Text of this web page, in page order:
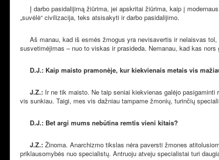
Į darbo pasidalijimą žiūrima, jei apskritai žiūrima, kaip į
„suvėlė“ civilizacija, teks atsisakyti ir darbo pasidalijimo.
Aš manau, kad iš esmės žmogus yra nevisavertis ir nelaisvas tol,
susvetimėjimas – nuo to viskas ir prasideda. Nemanau, kad kas
D.J.: Kaip maisto pramonėje, kur kiekvienais metais vis
J.Z.: Ir ne tik maisto. Ne taip seniai kiekvienas galėjo
vis sunkiau. Taigi, mes vis dažniau tampame žmonių, turinčių
D.J.: Bet argi mums nebūtina remtis vieni kitais?
J.Z.: Žinoma. Anarchizmo tikslas nėra paversti žmones
priklausomybės nuo specialistų. Antruoju atveju specialistai turi